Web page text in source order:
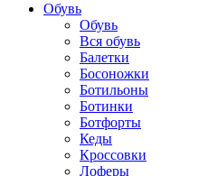
Обувь
Обувь
Вся обувь
Балетки
Босоножки
Ботильоны
Ботинки
Ботфорты
Кеды
Кроссовки
Лоферы